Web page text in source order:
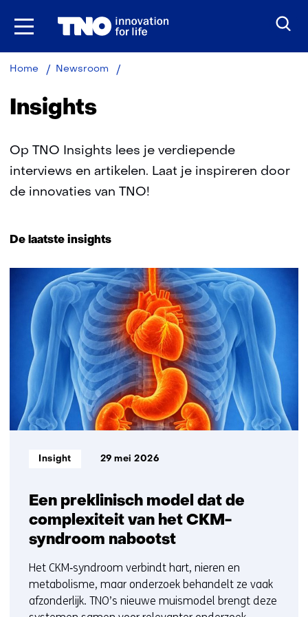
Ga
Home Newsroom
Insights
Op TNO Insights lees je verdiepende
interviews en artikelen. Laat je inspireren door
de innovaties van TNO!
De laatste insights
581
resultaten,
getoond
21
t/m
25
Een preklinisch model dat de
complexiteit van het CKM-
syndroom nabootst
Informatietype:
Insight 29 mei 2026
Het CKM‑syndroom verbindt hart, nieren en
metabolisme, maar onderzoek behandelt ze vaak
afzonderlijk. TNO’s nieuwe muismodel brengt deze